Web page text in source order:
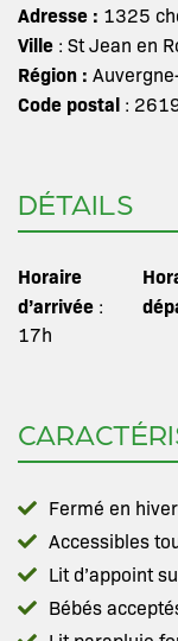
Adresse : 1325
Ville : St Jean en
Région :
Code postal :
DÉTAILS
Horaire
d’arrivée :
17h
Fermé en hiver
Accessibles
Lit d’appoint
Bébés